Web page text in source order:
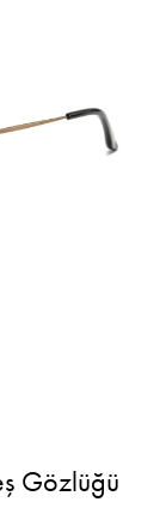
Gözlüğü